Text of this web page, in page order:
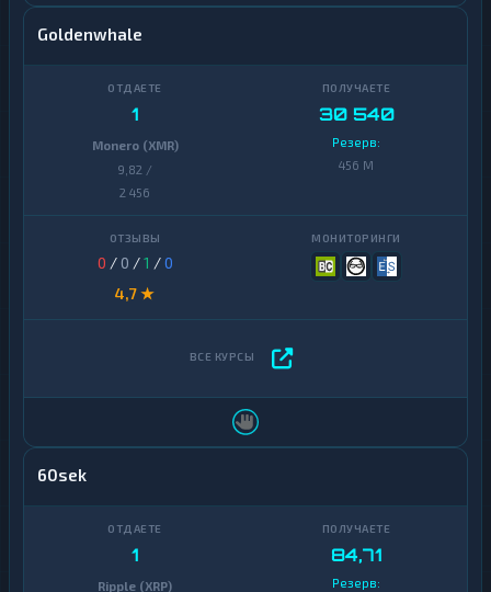
Goldenwhale
1
Monero (XMR)
9,82 /
2 456
30 540
Резерв:
456 M
0 / 0 /1 /0
4,7 ★
60sek
1
Ripple (XRP)
84,71
Резерв: